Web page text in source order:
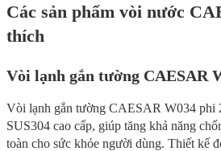
Các sản phẩm vòi nước
thích
Vòi lạnh gắn tường CAESAR
Vòi lạnh gắn tường CAESAR W034 phi
SUS304 cao cấp, giúp tăng khả năng
toàn cho sức khỏe người dùng. Thiết kế